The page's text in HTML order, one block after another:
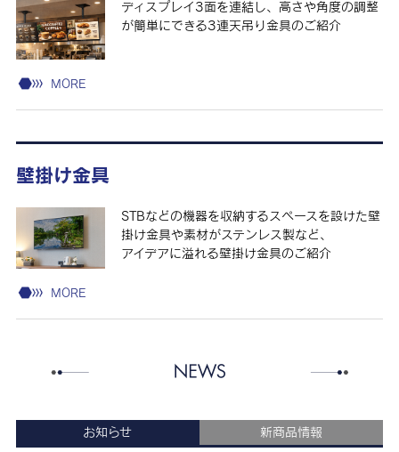
ディスプレイ3面を連結し、高さや角度の調整
が簡単にできる3連天吊り金具のご紹介
MORE
壁掛け金具
STBなどの機器を収納するスペースを設けた壁
掛け金具や素材がステンレス製など、
アイデアに溢れる壁掛け金具のご紹介
MORE
お知らせ 新商品情報